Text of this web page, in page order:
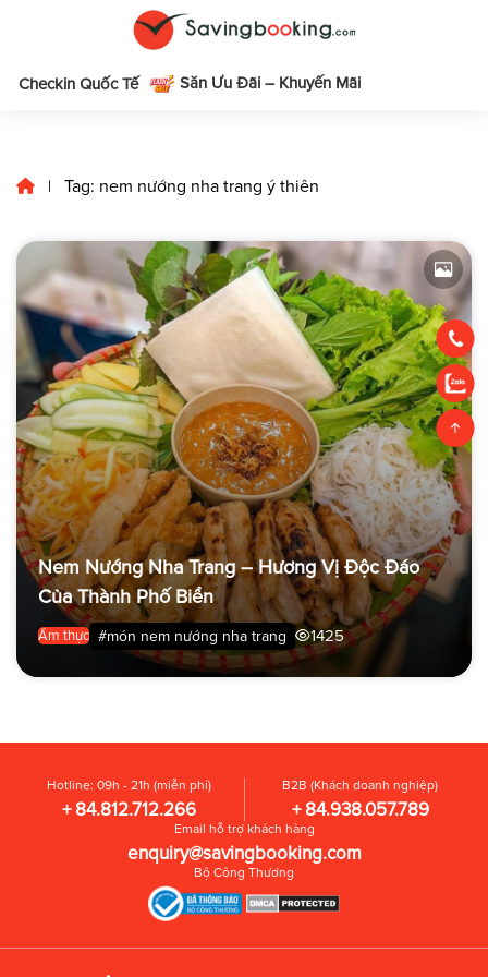
Checkin Quốc Tế Săn Ưu Đãi – Khuyến Mãi
| Tag: nem nướng nha trang ý thiên
Nem Nướng Nha Trang – Hương Vị Độc Đáo
Của Thành Phố Biển
Ẩm thực #món nem nướng nha trang 1425
Hotline: 09h - 21h (miễn phí)
+ 84.812.712.266
B2B (Khách doanh nghiệp)
+ 84.938.057.789
Email hỗ trợ khách hàng
enquiry@savingbooking.com
Bộ Công Thương